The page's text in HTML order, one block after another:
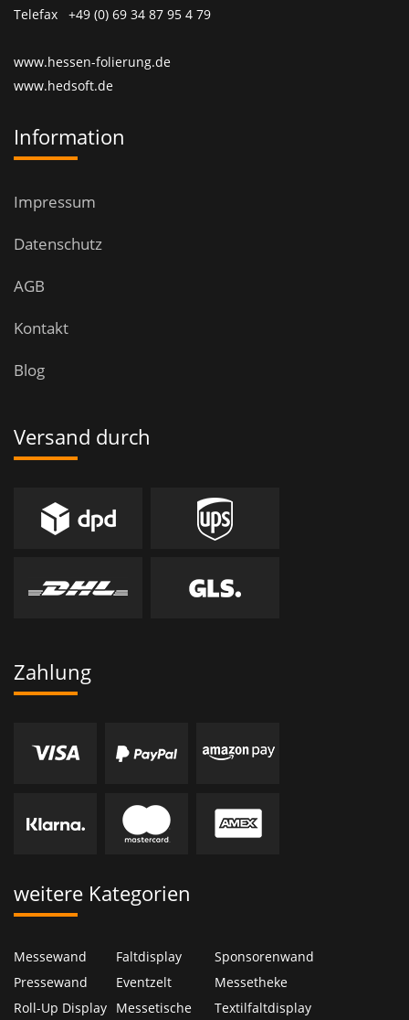
Telefax +49 (0) 69 34 87 95 4 79
www.hessen-folierung.de
www.hedsoft.de
Information
Impressum
Datenschutz
AGB
Kontakt
Blog
Versand durch
Zahlung
weitere Kategorien
Messewand Faltdisplay
Sponsorenwand
Pressewand
Eventzelt
Messetheke
Roll-Up Display Messetische Textilfaltdisplay